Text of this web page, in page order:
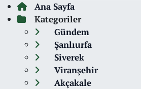
Ana Sayfa
Kategoriler
Gündem
Şanlıurfa
Siverek
Viranşehir
Akçakale